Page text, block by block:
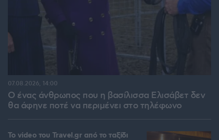
Ο ένας άνθρωπος που η βασίλισσα Ελισάβετ δεν
θα άφηνε ποτέ να περιμένει στο τηλέφωνο
07.08.2026, 14:00
To video του Travel.gr από το ταξίδι